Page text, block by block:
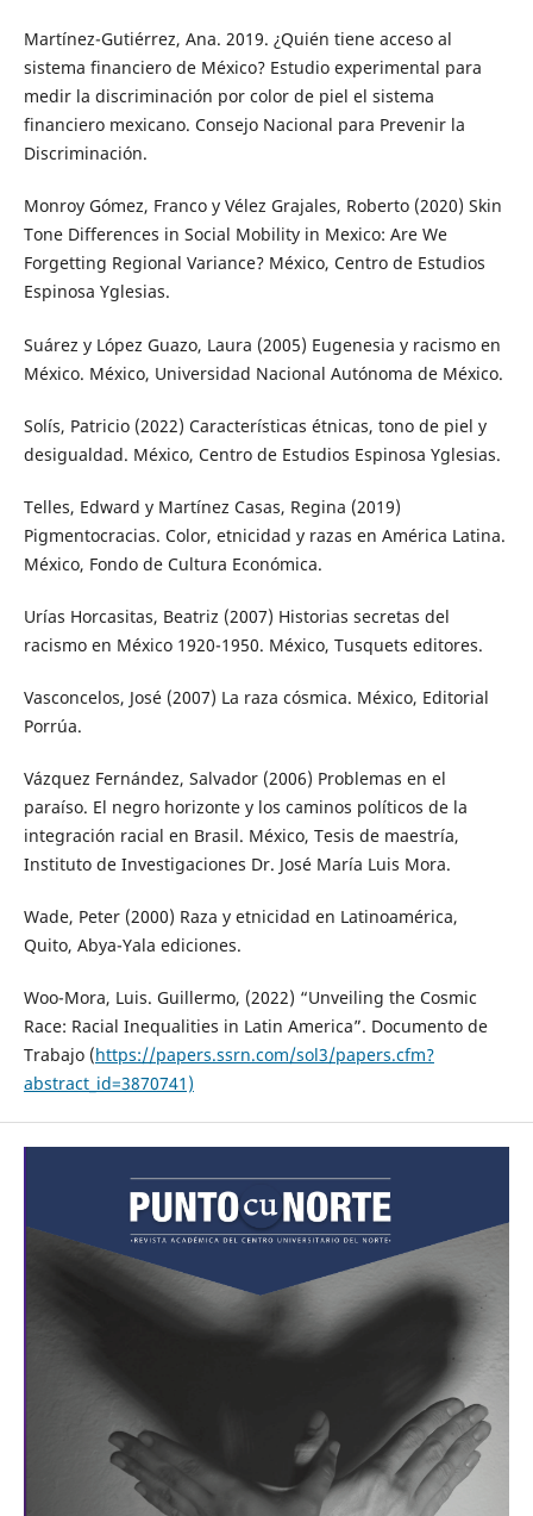
Martínez-Gutiérrez, Ana. 2019. ¿Quién tiene acceso al
sistema financiero de México? Estudio experimental para
medir la discriminación por color de piel el sistema
financiero mexicano. Consejo Nacional para Prevenir la
Discriminación.
Monroy Gómez, Franco y Vélez Grajales, Roberto (2020) Skin
Tone Differences in Social Mobility in Mexico: Are We
Forgetting Regional Variance? México, Centro de Estudios
Espinosa Yglesias.
Suárez y López Guazo, Laura (2005) Eugenesia y racismo en
México. México, Universidad Nacional Autónoma de México.
Solís, Patricio (2022) Características étnicas, tono de piel y
desigualdad. México, Centro de Estudios Espinosa Yglesias.
Telles, Edward y Martínez Casas, Regina (2019)
Pigmentocracias. Color, etnicidad y razas en América Latina.
México, Fondo de Cultura Económica.
Urías Horcasitas, Beatriz (2007) Historias secretas del
racismo en México 1920-1950. México, Tusquets editores.
Vasconcelos, José (2007) La raza cósmica. México, Editorial
Porrúa.
Vázquez Fernández, Salvador (2006) Problemas en el
paraíso. El negro horizonte y los caminos políticos de la
integración racial en Brasil. México, Tesis de maestría,
Instituto de Investigaciones Dr. José María Luis Mora.
Wade, Peter (2000) Raza y etnicidad en Latinoamérica,
Quito, Abya-Yala ediciones.
Woo-Mora, Luis. Guillermo, (2022) “Unveiling the Cosmic
Race: Racial Inequalities in Latin America”. Documento de
Trabajo (https://papers.ssrn.com/sol3/papers.cfm?
abstract_id=3870741)